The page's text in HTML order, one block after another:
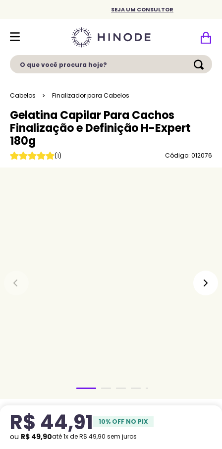
SEJA UM CONSULTOR
O que você procura hoje?
Cabelos Finalizador para Cabelos
Gelatina Capilar Para Cachos
Finalização e Definição H-Expert
180g
(1) Código: 012076
R$ 44,91 10% OFF NO PIX
ou R$ 49,90até1x deR$ 49,90 sem juros